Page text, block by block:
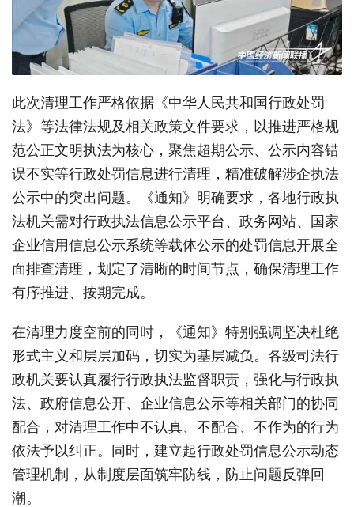
此次清理工作严格依据《中华人民共和国行政处罚
法》等法律法规及相关政策文件要求，以推进严格规
范公正文明执法为核心，聚焦超期公示、公示内容错
误不实等行政处罚信息进行清理，精准破解涉企执法
公示中的突出问题。《通知》明确要求，各地行政执
法机关需对行政执法信息公示平台、政务网站、国家
企业信用信息公示系统等载体公示的处罚信息开展全
面排查清理，划定了清晰的时间节点，确保清理工作
有序推进、按期完成。
在清理力度空前的同时，《通知》特别强调坚决杜绝
形式主义和层层加码，切实为基层减负。各级司法行
政机关要认真履行行政执法监督职责，强化与行政执
法、政府信息公开、企业信息公示等相关部门的协同
配合，对清理工作中不认真、不配合、不作为的行为
依法予以纠正。同时，建立起行政处罚信息公示动态
管理机制，从制度层面筑牢防线，防止问题反弹回
潮。